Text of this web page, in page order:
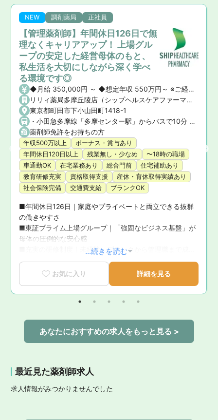
NEW 調剤薬局 正社員
【管理薬剤師】年間休日126日で無
理なくキャリアアップ！ 上場グル
ープの安定した経営母体のもと、
私生活を大切にしながら深く学べ
る環境です◎
◆月給 350,000円 ～ ◆想定年収 550万円～ ※ご経験や前職の給与を考慮の上、決定いたします。 ◆昇給・賞与 ・昇給： あり ・賞与： あり（年2回）
リリィ薬局多摩丘陵店（シップヘルスケアファーマシー株式会社）
東京都町田市下小山田町1418-1
・小田急多摩線「多摩センター駅」からバスで10分 ・小田急小田原線「町田駅」からバスで25分 ★マイカー通勤OK！
薬剤師免許をお持ちの方
年収500万以上
ボーナス・賞与あり
年間休日120日以上
残業無し・少なめ
〜18時の職場
車通勤OK
在宅業務あり 総合門前
住宅補助あり
教育研修充実
資格取得支援
産休・育休取得実績あり
社会保険完備
交通費支給 ブランクOK
■年間休日126日｜家庭やプライベートと両立できる抜群
の働きやすさ
■東証プライム上場グループ｜「強固なビジネス基盤」が
母体の圧倒的な安心感
■充実の研修制度｜未経験・ブランクから管理職まで成長
を徹底サポート
■育休復帰率100％！｜ライフステージの変化に寄り添う
手厚いサポート体制
■新卒3年定着率95.5％｜「社員が転職活動をしなくてい
い環境」を追求した実績
...続きを読む
お気に入り 詳細を見る
あなたにおすすめの求人をもっと見る >
最近見た薬剤師求人
求人情報がみつかりませんでした